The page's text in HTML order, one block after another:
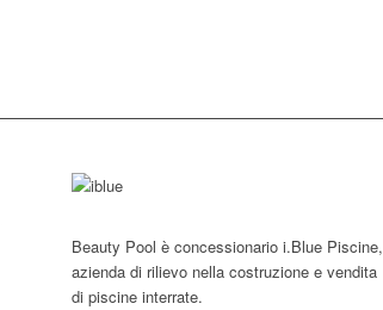
Beauty Pool è concessionario i.Blue Piscine,
azienda di rilievo nella costruzione e vendita
di piscine interrate.